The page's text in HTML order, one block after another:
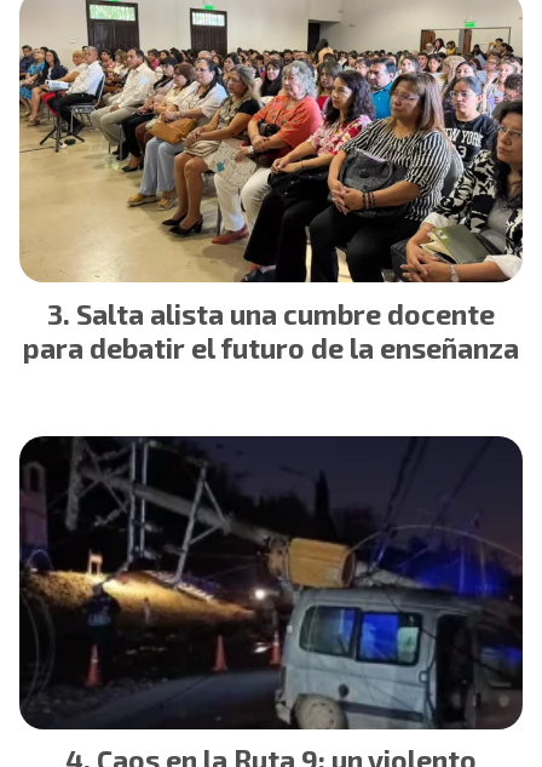
Salta alista una cumbre docente
para debatir el futuro de la enseñanza
Caos en la Ruta 9: un violento